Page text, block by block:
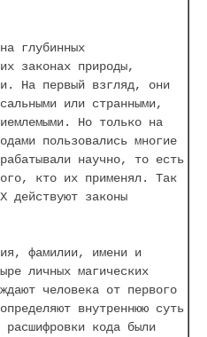
глубинных
законах природы,
На первый взгляд, они
или странными,
Но только на
пользовались многие
научно, то есть
кто их применял. Так
действуют законы
фамилии, имени и
личных магических
человека от первого
внутреннюю суть
кода были